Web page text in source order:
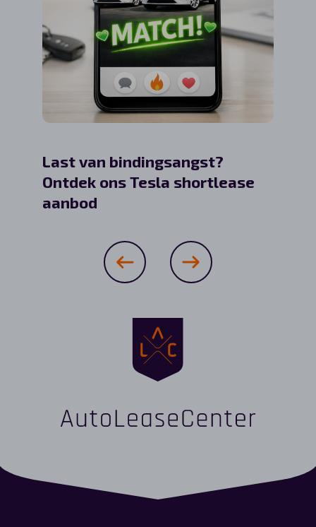
Last van bindingsangst?
Ontdek ons Tesla shortlease
aanbod